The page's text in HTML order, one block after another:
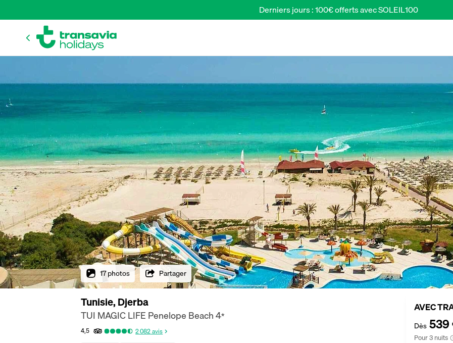
Derniers jours : 100€ offerts avec SOLEIL100
17 photos Partager
Tunisie, Djerba
TUI MAGIC LIFE Penelope Beach4*
4,5 2 082avis
AVEC
Dès 539
Pour 3 nuits